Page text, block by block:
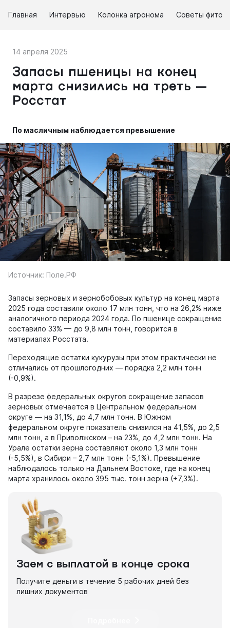
Главная Интервью Колонка агронома Советы
14 апреля 2025
Запасы пшеницы на конец
марта снизились на треть —
Росстат
По масличным наблюдается превышение
Источник: Поле.РФ
Запасы зерновых и зернобобовых культур на конец марта
2025 года составили около 17 млн тонн, что на 26,2% ниже
аналогичного периода 2024 года. По пшенице сокращение
составило 33% — до 9,8 млн тонн, говорится в
материалах Росстата.
Переходящие остатки кукурузы при этом практически не
отличались от прошлогодних — порядка 2,2 млн тонн
(-0,9%).
В разрезе федеральных округов сокращение запасов
зерновых отмечается в Центральном федеральном
округе — на 31,1%, до 4,7 млн тонн. В Южном
федеральном округе показатель снизился на 41,5%, до 2,5
млн тонн, а в Приволжском – на 23%, до 4,2 млн тонн. На
Урале остатки зерна составляют около 1,3 млн тонн
(-5,5%), в Сибири – 2,7 млн тонн (-5,1%). Превышение
наблюдалось только на Дальнем Востоке, где на конец
марта хранилось около 395 тыс. тонн зерна (+7,3%).
Заем с выплатой в конце срока
Получите деньги в течение 5 рабочих дней без
лишних документов